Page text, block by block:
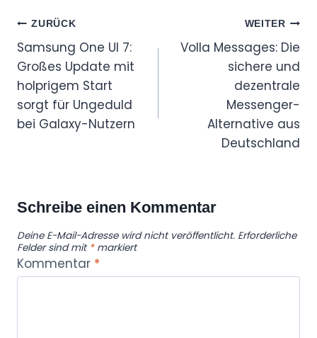
Beitragsnavigation
ZURÜCK
Samsung One UI 7:
Großes Update mit
holprigem Start
sorgt für Ungeduld
bei Galaxy-Nutzern
WEITER
Volla Messages: Die
sichere und
dezentrale
Messenger-
Alternative aus
Deutschland
Schreibe einen Kommentar
Deine E-Mail-Adresse wird nicht veröffentlicht. Erforderliche
Felder sind mit *markiert
Kommentar *